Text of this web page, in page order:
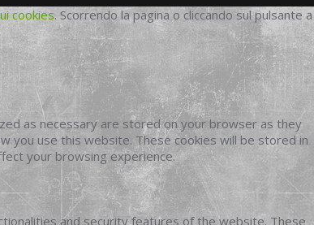
cookies. Scorrendo la pagina o cliccando sul pulsante a
as necessary are stored on your browser as they
you use this website. These cookies will be stored in
your browsing experience.
and security features of the website. These